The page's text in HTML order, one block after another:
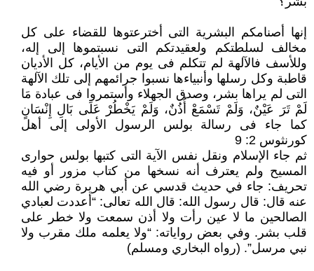
إنها أصنامكم البشرية التى أخترعتوها للقضاء على كل
مخالف لسلطتكم ولعقيدتكم التى نسبتموها إلى إله،
وللأسف فالآلهة لم تتكلم فى ‏يوم من الأيام، كل الأديان
قاطبة وكل رسلها وأنبياءها نسبوا جرائمهم إلى تلك الآلهة
التى لم يراها بشر، وصدق الجهلاء وأستمروا فى ‏عبادة مَا
لَمْ تَرَ عَيْنٌ، وَلَمْ تَسْمَعْ أُذُنٌ، وَلَمْ يَخْطُرْ عَلَى بَالِ إِنْسَانٍ
كما جاء فى رسالة بولس الرسول الأولى إلى أهل
كورنثوس 2: 9‏
ثم جاء الإسلام ونقل نفس الآية التى كتبها بولس حوارى
المسيح ولم يعترف أنه نسخها من كتاب مزور أو فيه
تحريف: جاء في حديث ‏قدسي عن أبي هريرة رضي الله
عنه قال: قال رسول الله: قال الله تعالى: “أعددت لعبادي
الصالحين ما لا عين رأت ولا أذن سمعت ولا ‏خطر على
قلب بشر. وفي بعض رواياته: “ولا يعلمه ملك مقرب ولا
نبي مرسل”. (رواه البخاري ومسلم)‏